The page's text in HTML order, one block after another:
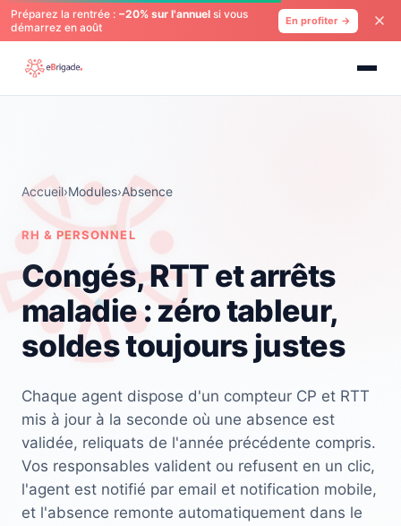
Préparez la rentrée : −20% sur l'annuel si vous
démarrez en août
En profiter →
Accueil›Modules›Absence
RH & PERSONNEL
Congés, RTT et arrêts
maladie : zéro tableur,
soldes toujours justes
Chaque agent dispose d'un compteur CP et RTT
mis à jour à la seconde où une absence est
validée, reliquats de l'année précédente compris.
Vos responsables valident ou refusent en un clic,
l'agent est notifié par email et notification mobile,
et l'absence remonte automatiquement dans le